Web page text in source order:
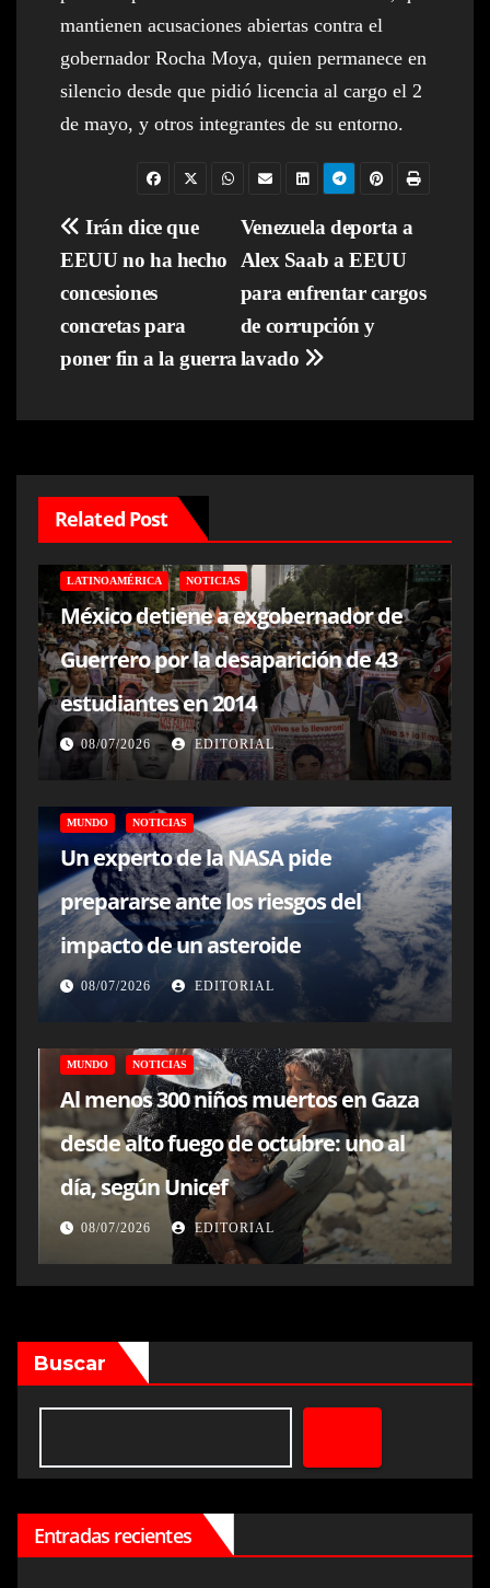
mantienen acusaciones abiertas contra el
gobernador Rocha Moya, quien permanece en
silencio desde que pidió licencia al cargo el 2
de mayo, y otros integrantes de su entorno.
Navegación
de
entradas
Venezuela deporta a
Alex Saab a EEUU
para enfrentar cargos
de corrupción y
lavado
Irán dice que
EEUU no ha hecho
concesiones
concretas para
poner fin a la guerra
Related Post
LATINOAMÉRICA NOTICIAS
México detiene a exgobernador de
Guerrero por la desaparición de 43
estudiantes en 2014
08/07/2026 EDITORIAL
MUNDO NOTICIAS
Un experto de la NASA pide
prepararse ante los riesgos del
impacto de un asteroide
08/07/2026 EDITORIAL
MUNDO NOTICIAS
Al menos 300 niños muertos en Gaza
desde alto fuego de octubre: uno al
día, según Unicef
08/07/2026 EDITORIAL
Buscar
Entradas recientes